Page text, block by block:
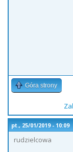
Góra strony
pt., 25/01/2019 - 10:09
rudzielcowa